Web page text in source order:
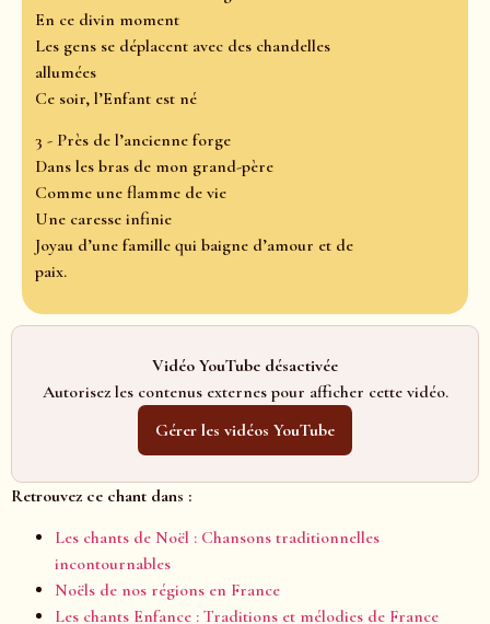
En ce divin moment
Les gens se déplacent avec des chandelles
allumées
Ce soir, l’Enfant est né
3 - Près de l’ancienne forge
Dans les bras de mon grand-père
Comme une flamme de vie
Une caresse infinie
Joyau d’une famille qui baigne d’amour et de
paix.
Vidéo YouTube désactivée
Autorisez les contenus externes pour afficher cette vidéo.
Gérer les vidéos YouTube
Retrouvez ce chant dans :
Les chants de Noël : Chansons traditionnelles
incontournables
Noëls de nos régions en France
Les chants Enfance : Traditions et mélodies de France